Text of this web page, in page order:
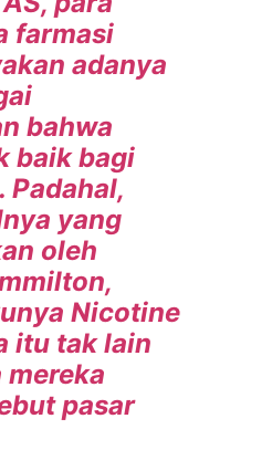
farmasi
adanya
bahwa
baik bagi
Padahal,
yang
oleh
Nicotine
itu tak lain
mereka
pasar